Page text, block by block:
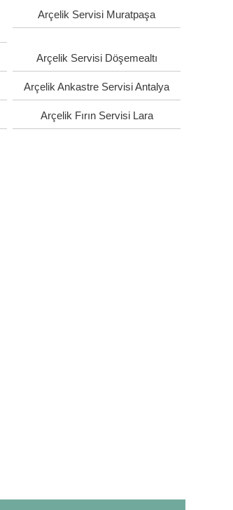
Arçelik Servisi Muratpaşa
Arçelik Servisi Döşemealtı
Arçelik Ankastre Servisi Antalya
Arçelik Fırın Servisi Lara